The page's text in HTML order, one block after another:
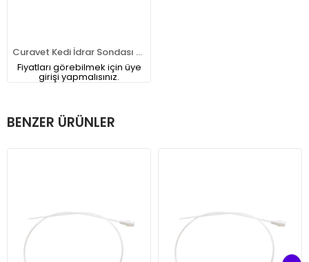
Curavet Kedi İdrar Sondası MANDRENLİ
Fiyatları görebilmek için üye
girişi yapmalısınız.
BENZER ÜRÜNLER